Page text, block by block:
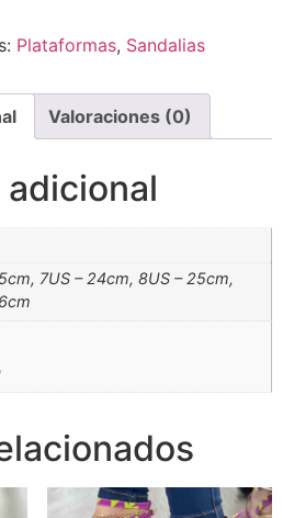
Plataformas, Sandalias
Valoraciones (0)
7US – 24cm, 8US – 25cm,